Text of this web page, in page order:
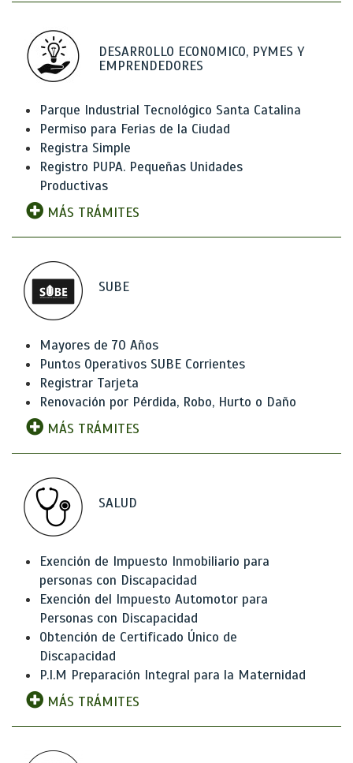
DESARROLLO ECONOMICO, PYMES Y
EMPRENDEDORES
Parque Industrial Tecnológico Santa Catalina
Permiso para Ferias de la Ciudad
Registra Simple
Registro PUPA. Pequeñas Unidades
Productivas
MÁS TRÁMITES
SUBE
Mayores de 70 Años
Puntos Operativos SUBE Corrientes
Registrar Tarjeta
Renovación por Pérdida, Robo, Hurto o Daño
MÁS TRÁMITES
SALUD
Exención de Impuesto Inmobiliario para
personas con Discapacidad
Exención del Impuesto Automotor para
Personas con Discapacidad
Obtención de Certificado Único de
Discapacidad
P.I.M Preparación Integral para la Maternidad
MÁS TRÁMITES